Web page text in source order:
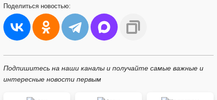
Поделиться новостью:
Подпишитесь на наши каналы и получайте самые важные и
интересные новости первым